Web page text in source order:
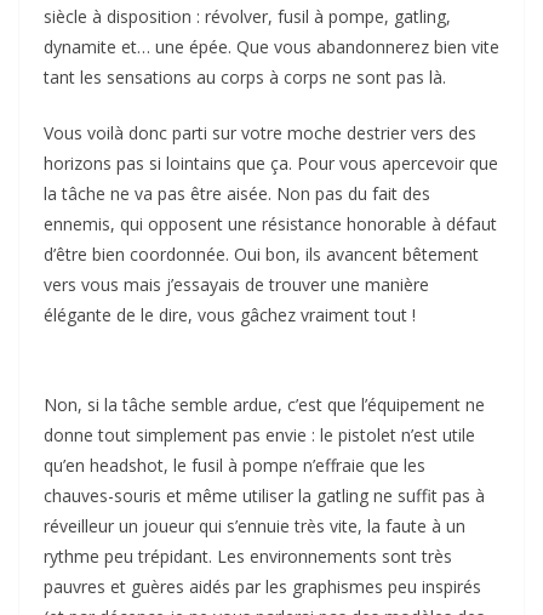
siècle à disposition : révolver, fusil à pompe, gatling,
dynamite et… une épée. Que vous abandonnerez bien vite
tant les sensations au corps à corps ne sont pas là.
Vous voilà donc parti sur votre moche destrier vers des
horizons pas si lointains que ça. Pour vous apercevoir que
la tâche ne va pas être aisée. Non pas du fait des
ennemis, qui opposent une résistance honorable à défaut
d’être bien coordonnée. Oui bon, ils avancent bêtement
vers vous mais j’essayais de trouver une manière
élégante de le dire, vous gâchez vraiment tout !
Non, si la tâche semble ardue, c’est que l’équipement ne
donne tout simplement pas envie : le pistolet n’est utile
qu’en headshot, le fusil à pompe n’effraie que les
chauves-souris et même utiliser la gatling ne suffit pas à
réveilleur un joueur qui s’ennuie très vite, la faute à un
rythme peu trépidant. Les environnements sont très
pauvres et guères aidés par les graphismes peu inspirés